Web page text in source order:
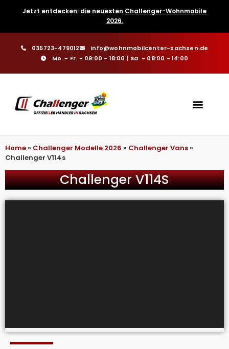
Jetzt entdecken: die neuesten Challenger-Wohnmobile
2026.
035723-479012
info@wohnmobilcenter-sachsen.de
Mo. - Fr. - 09:00 - 18:00 | Sa. - 08:00 - 14:00
Home » Challenger Modelle 2026 » Challenger Vans »
Challenger V114s
Challenger V114S